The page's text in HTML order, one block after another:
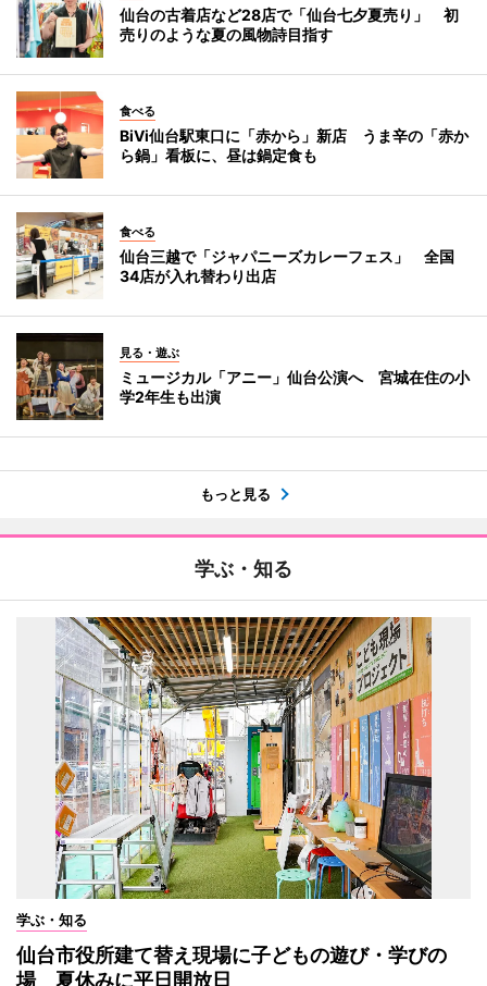
仙台の古着店など28店で「仙台七夕夏売り」 初
売りのような夏の風物詩目指す
食べる
BiVi仙台駅東口に「赤から」新店 うま辛の「赤か
ら鍋」看板に、昼は鍋定食も
食べる
仙台三越で「ジャパニーズカレーフェス」 全国
34店が入れ替わり出店
見る・遊ぶ
ミュージカル「アニー」仙台公演へ 宮城在住の小
学2年生も出演
もっと見る
学ぶ・知る
学ぶ・知る
仙台市役所建て替え現場に子どもの遊び・学びの
場 夏休みに平日開放日